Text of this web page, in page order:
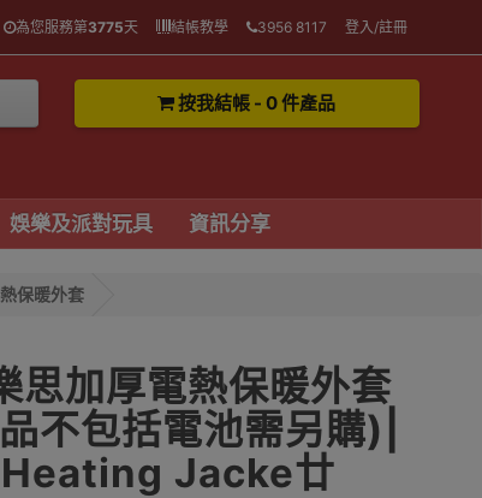
為您服務第3775天 結帳教學 3956 8117 登入/註冊
按我結帳 - 0 件產品
娛樂及派對玩具 資訊分享
保暖外套
思加厚電熱保暖外套
不包括電池需另購)|
Jacke廿